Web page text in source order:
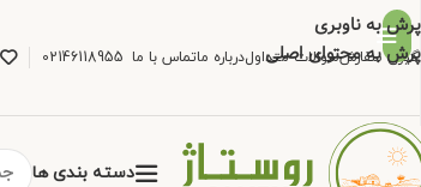
پرش به ناوبری
پرش به محتوای اصلی
سفارشسوالات متداولدرباره ماتماس با ما 02146118955
دسته بندی ها